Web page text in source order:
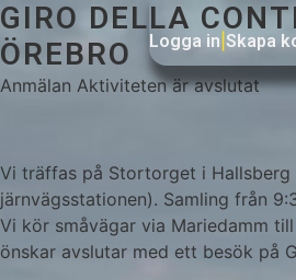
Logga in Skapa
GIRO DELLA
ÖREBRO
Anmälan Aktiviteten är avslutat
Vi träffas på Stortorget i
järnvägsstationen). Samling från
Vi kör småvägar via Mariedamm
önskar avslutar med ett besök på